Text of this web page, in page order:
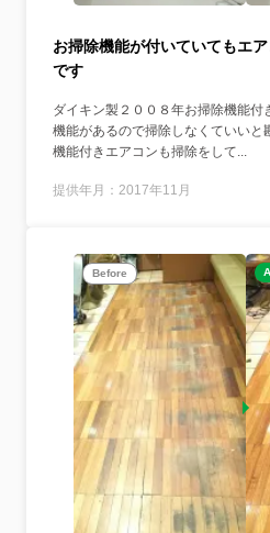
お掃除機能が付いていてもエ
です
ダイキン製２００８年お掃除機能
機能があるので掃除しなくていいと
機能付きエアコンも掃除をして...
提供年月：2017年11月
Before